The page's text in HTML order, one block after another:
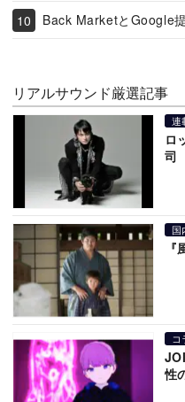
Back MarketとGoogle
リアルサウンド厳選記事
連
ロ
司
国
コ
性